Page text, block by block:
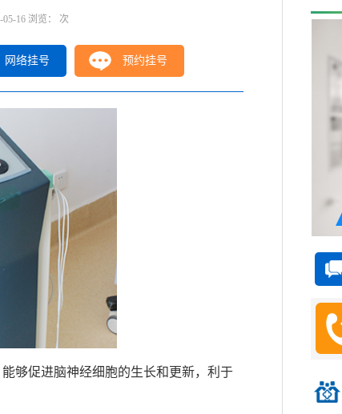
16 浏览： 次
网络挂号 预约挂号
够促进脑神经细胞的生长和更新，利于